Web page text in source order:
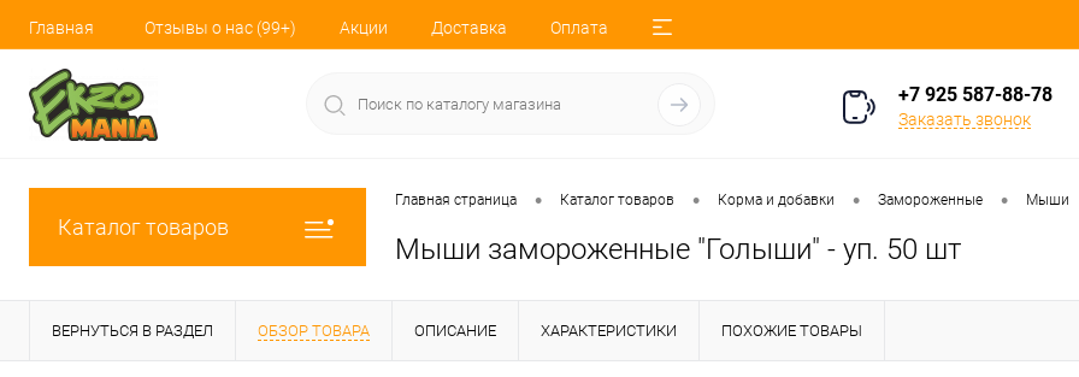
Главная Отзывы о нас (99+) Акции Доставка Оплата
+7 925 587-88-78
Заказать звонок
Каталог товаров
Главная страница • Каталог товаров • Корма и добавки • Замороженные • Мыши
Мыши замороженные "Голыши" - уп. 50 шт
ВЕРНУТЬСЯ В РАЗДЕЛ ОБЗОР ТОВАРА ОПИСАНИЕ ХАРАКТЕРИСТИКИ ПОХОЖИЕ ТОВАРЫ